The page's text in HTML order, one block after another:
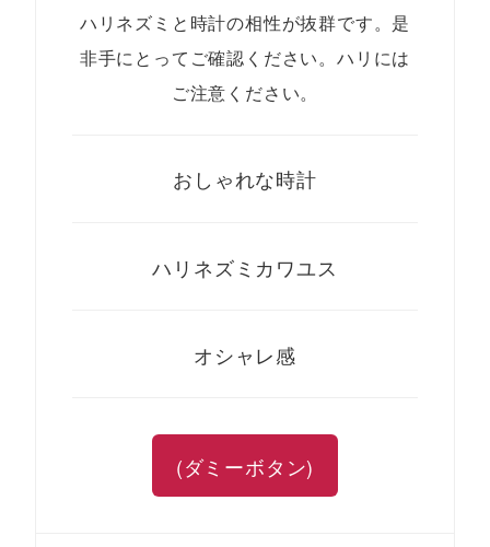
ハリネズミと時計の相性が抜群です。是
非手にとってご確認ください。ハリには
ご注意ください。
おしゃれな時計
ハリネズミカワユス
オシャレ感
(ダミーボタン)